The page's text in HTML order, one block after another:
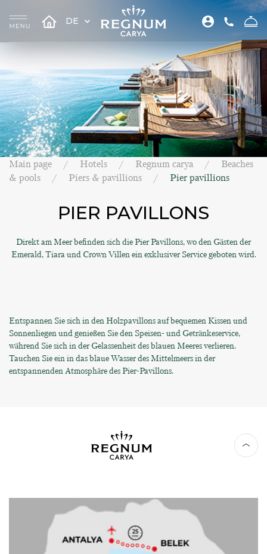
DE
Main page Hotels Regnum carya
Beaches
& pools
Piers & pavillions Pier pavillions
PIER PAVILLONS
Direkt am Meer befinden sich die Pier Pavillons, wo den Gästen der
Emerald, Tiara und Crown Villen ein exklusiver Service geboten wird.
Entspannen Sie sich in den Holzpavillons auf bequemen Kissen und
Sonnenliegen und genießen Sie den Speisen- und Getränkeservice,
während Sie sich in der Gelassenheit des blauen Meeres verlieren.
Tauchen Sie ein in das blaue Wasser des Mittelmeers in der
entspannenden Atmosphäre des Pier-Pavillons.